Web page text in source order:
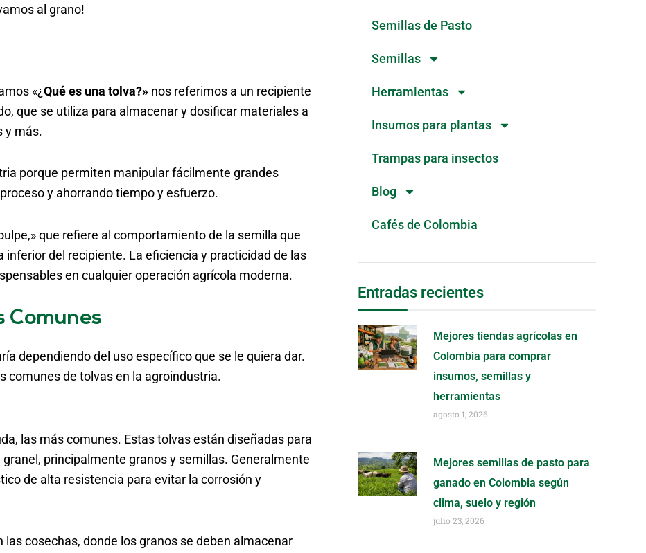
al grano!
«¿Qué es una tolva?» nos referimos a un recipiente
que se utiliza para almacenar y dosificar materiales a
y más.
porque permiten manipular fácilmente grandes
y ahorrando tiempo y esfuerzo.
que refiere al comportamiento de la semilla que
inferior del recipiente. La eficiencia y practicidad de las
en cualquier operación agrícola moderna.
Comunes
dependiendo del uso específico que se le quiera dar.
comunes de tolvas en la agroindustria.
las más comunes. Estas tolvas están diseñadas para
principalmente granos y semillas. Generalmente
de alta resistencia para evitar la corrosión y
cosechas, donde los granos se deben almacenar
Semillas de Pasto
Semillas
Herramientas
Insumos para plantas
Trampas para insectos
Blog
Cafés de Colombia
Entradas recientes
Mejores tiendas agrícolas en
Colombia para comprar
insumos, semillas y
herramientas
agosto 1, 2026
Mejores semillas de pasto para
ganado en Colombia según
clima, suelo y región
julio 23, 2026